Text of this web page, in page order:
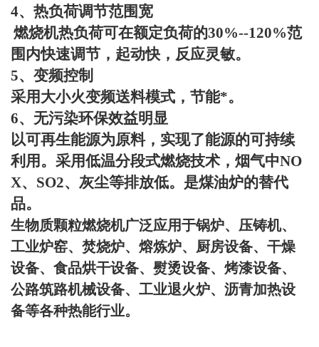
4、热负荷调节范围宽
燃烧机热负荷可在额定负荷的30%--120%范
围内快速调节，起动快，反应灵敏。
5、变频控制
采用大小火变频送料模式，节能*。
6、无污染环保效益明显
以可再生能源为原料，实现了能源的可持续
利用。采用低温分段式燃烧技术，烟气中NO
X、 SO2、灰尘等排放低。是煤油炉的替代
品。
生物质颗粒燃烧机广泛应用于锅炉、压铸机、
工业炉窑、焚烧炉、熔炼炉、厨房设备、干燥
设备、食品烘干设备、熨烫设备、烤漆设备、
公路筑路机械设备、工业退火炉、沥青加热设
备等各种热能行业。